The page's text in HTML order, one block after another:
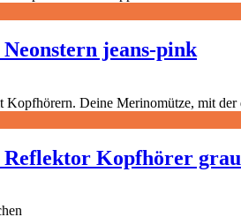
jeans-pink
Kopfhörer grau